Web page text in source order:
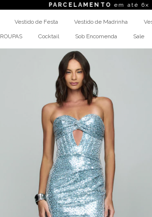
PARCELAMENTOem até 6x sem
Vestido de Festa Vestido de Madrinha
ROUPAS Cocktail Sob Encomenda Sale